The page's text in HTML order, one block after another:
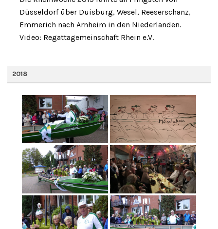
Düsseldorf über Duisburg, Wesel, Reeserschanz,
Emmerich nach Arnheim in den Niederlanden.
Video: Regattagemeinschaft Rhein e.V.
2018